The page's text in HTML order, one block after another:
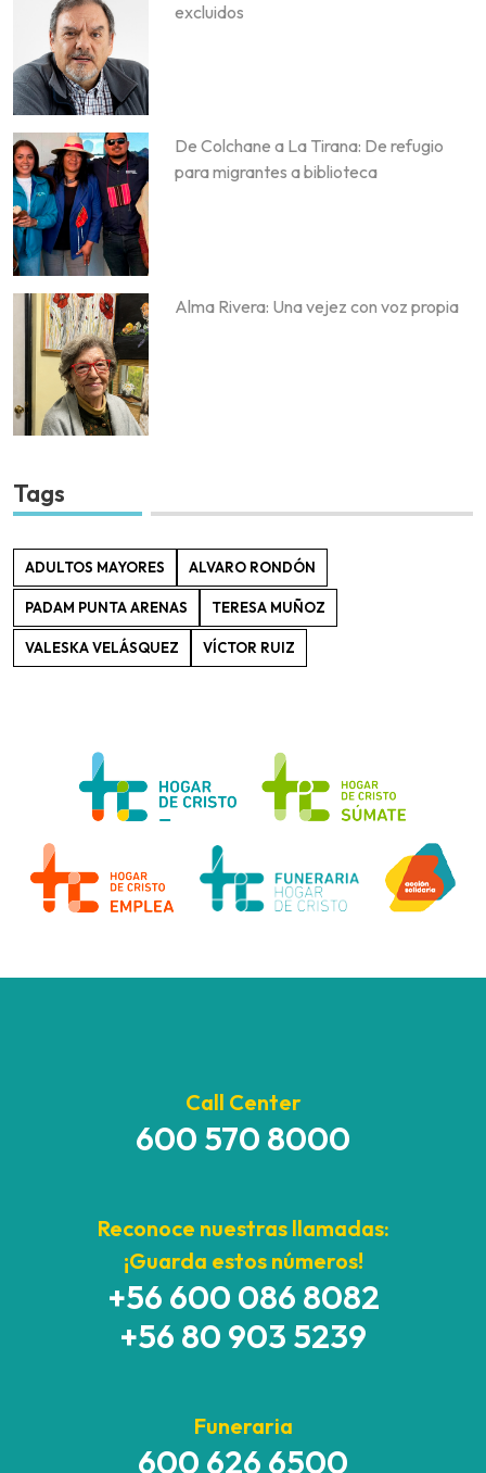
excluidos
De Colchane a La Tirana: De refugio
para migrantes a biblioteca
Alma Rivera: Una vejez con voz propia
Tags
ADULTOS MAYORES ALVARO RONDÓN
PADAM PUNTA ARENAS TERESA MUÑOZ
VALESKA VELÁSQUEZ VÍCTOR RUIZ
Call Center
600 570 8000
Reconoce nuestras llamadas:
¡Guarda estos números!
+56 600 086 8082
+56 80 903 5239
Funeraria
600 626 6500